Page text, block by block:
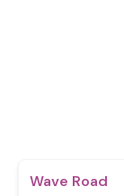
Wave Road